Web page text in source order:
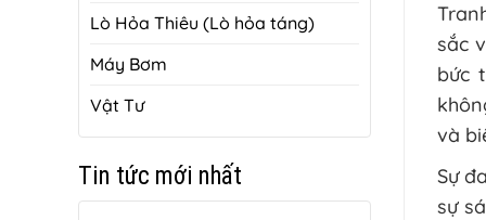
Lò Hỏa Thiêu (Lò hỏa táng)
Máy Bơm
Vật Tư
Tin tức mới nhất
sắc
bức
và
Sự
sự